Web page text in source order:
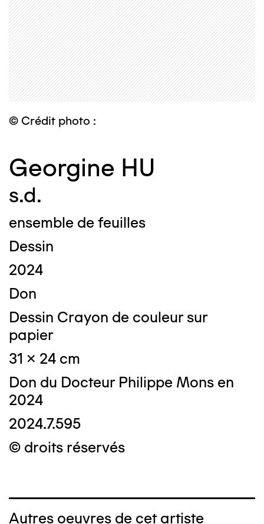
© Crédit photo :
Georgine HU
s.d.
ensemble de feuilles
Dessin
2024
Don
Dessin Crayon de couleur sur
papier
31 x 24 cm
Don du Docteur Philippe Mons en
2024
2024.7.595
© droits réservés
Autres oeuvres de cet artiste